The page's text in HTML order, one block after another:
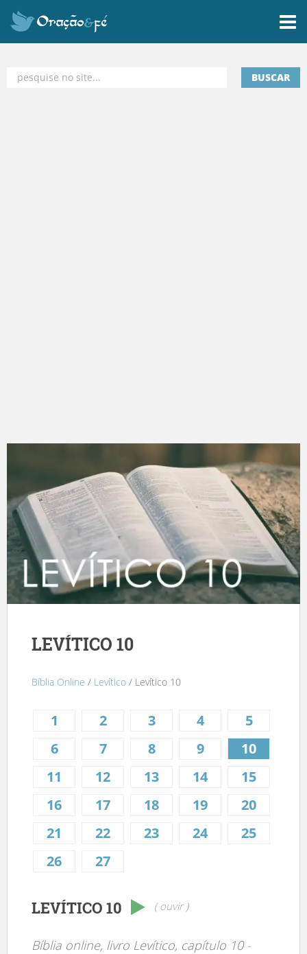
LEVÍTICO 10
Bíblia Online / Levítico / Levítico 10
1 2 3 4
5
6
7 8 9
10
11
12 13 14
15
16
17 18 19
20
21
22 23 24
25
26
27
LEVÍTICO 10 ( ouvir )
Bíblia online, livro Levítico, capítulo 10 -